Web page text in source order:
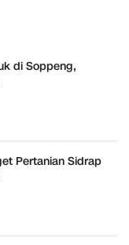
di Soppeng,
Pertanian Sidrap